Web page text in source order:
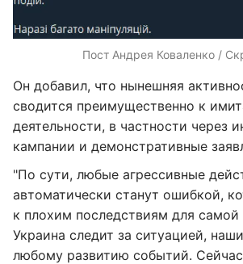
Пост Андрея Коваленко /
Он добавил, что нынешняя
сводится преимущественно к
деятельности, в частности через
кампании и демонстративные
"По сути, любые агрессивные
автоматически станут ошибкой,
к плохим последствиям для самой
Украина следит за ситуацией,
любому развитию событий.